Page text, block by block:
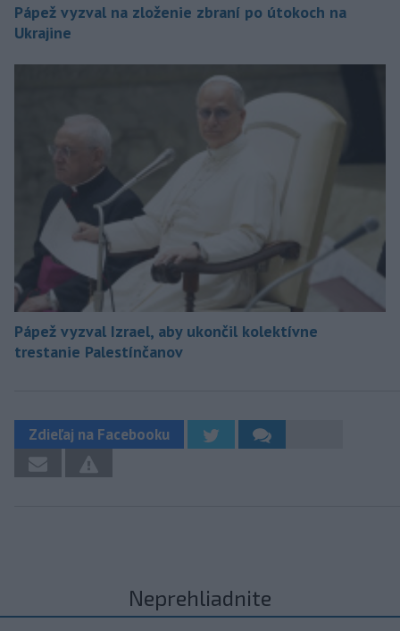
Pápež vyzval na zloženie zbraní po útokoch na
Ukrajine
Pápež vyzval Izrael, aby ukončil kolektívne
trestanie Palestínčanov
Zdieľaj na Facebooku
Neprehliadnite